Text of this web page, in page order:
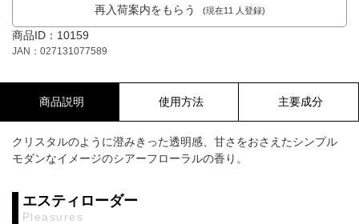
再入荷案内をもらう (現在11 人登録)
商品ID：10159
JAN：027131077589
商品説明 使用方法 主要成分
クリスタルのように澄みきった透明感、甘さをおさえたシンプル
モダンなイメージのシアーフローラルの香り。
エスティローダー
Pleasures